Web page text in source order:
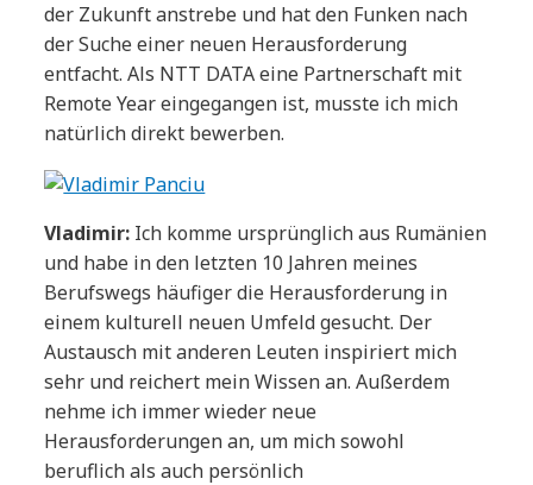
der Zukunft anstrebe und hat den Funken nach
der Suche einer neuen Herausforderung
entfacht. Als NTT DATA eine Partnerschaft mit
Remote Year eingegangen ist, musste ich mich
natürlich direkt bewerben.
Vladimir: Ich komme ursprünglich aus Rumänien
und habe in den letzten 10 Jahren meines
Berufswegs häufiger die Herausforderung in
einem kulturell neuen Umfeld gesucht. Der
Austausch mit anderen Leuten inspiriert mich
sehr und reichert mein Wissen an. Außerdem
nehme ich immer wieder neue
Herausforderungen an, um mich sowohl
beruflich als auch persönlich